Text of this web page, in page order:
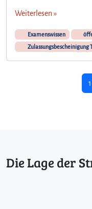
Weiterlesen »
Examenswissen
Zulassungsbescheinigung
1
Die Lage der